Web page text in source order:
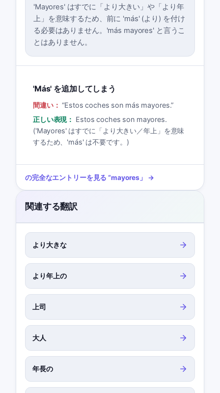
'Mayores' はすでに「より大きい」や「より年
上」を意味するため、前に 'más' (より) を付け
る必要はありません。'más mayores' と言うこ
とはありません。
'Más' を追加してしまう
間違い： “Estos coches son más mayores.”
正しい表現： Estos coches son mayores.
('Mayores' はすでに「より大きい／年上」を意味
するため、'más' は不要です。)
の完全なエントリーを見る “mayores 」 →
関連する翻訳
より大きな
より年上の
上司
大人
年長の